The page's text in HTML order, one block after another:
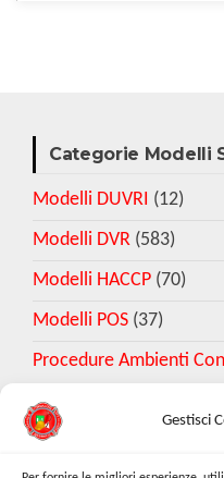
Gestisci
Categorie Modelli
Modelli DUVRI (12)
Modelli DVR (583)
Modelli HACCP (70)
Modelli POS (37)
Procedure Ambienti